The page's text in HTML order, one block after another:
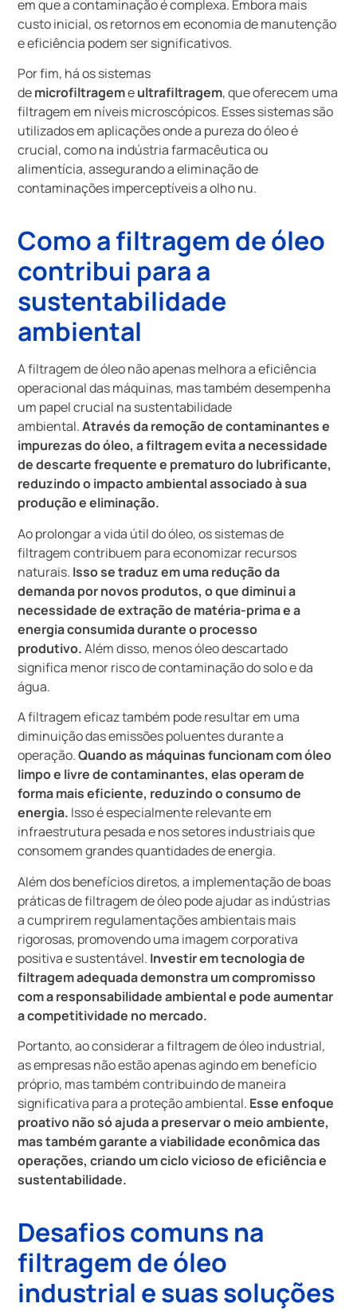
em que a contaminação é complexa. Embora mais
custo inicial, os retornos em economia de manutenção
e eficiência podem ser significativos.
Por fim, há os sistemas
demicrofiltragemeultrafiltragem, que oferecem uma
filtragem em níveis microscópicos. Esses sistemas são
utilizados em aplicações onde a pureza do óleo é
crucial, como na indústria farmacêutica ou
alimentícia, assegurando a eliminação de
contaminações imperceptíveis a olho nu.
Como a filtragem de óleo
contribui para a
sustentabilidade
ambiental
A filtragem de óleo não apenas melhora a eficiência
operacional das máquinas, mas também desempenha
um papel crucial na sustentabilidade
ambiental.Através da remoção de contaminantes e
impurezas do óleo, a filtragem evita a necessidade
de descarte frequente e prematuro do lubrificante,
reduzindo o impacto ambiental associado à sua
produção e eliminação.
Ao prolongar a vida útil do óleo, os sistemas de
filtragem contribuem para economizar recursos
naturais. Isso se traduz em uma redução da
demanda por novos produtos, o que diminui a
necessidade de extração de matéria-prima e a
energia consumida durante o processo
produtivo.Além disso, menos óleo descartado
significa menor risco de contaminação do solo e da
água.
A filtragem eficaz também pode resultar em uma
diminuição das emissões poluentes durante a
operação.Quando as máquinas funcionam com óleo
limpo e livre de contaminantes, elas operam de
forma mais eficiente, reduzindo o consumo de
energia. Isso é especialmente relevante em
infraestrutura pesada e nos setores industriais que
consomem grandes quantidades de energia.
Além dos benefícios diretos, a implementação de boas
práticas de filtragem de óleo pode ajudar as indústrias
a cumprirem regulamentações ambientais mais
rigorosas, promovendo uma imagem corporativa
positiva e sustentável. Investir em tecnologia de
filtragem adequada demonstra um compromisso
com a responsabilidade ambiental e pode aumentar
a competitividade no mercado.
Portanto, ao considerar a filtragem de óleo industrial,
as empresas não estão apenas agindo em benefício
próprio, mas também contribuindo de maneira
significativa para a proteção ambiental. Esse enfoque
proativo não só ajuda a preservar o meio ambiente,
mas também garante a viabilidade econômica das
operações, criando um ciclo vicioso de eficiência e
sustentabilidade.
Desafios comuns na
filtragem de óleo
industrial e suas soluções